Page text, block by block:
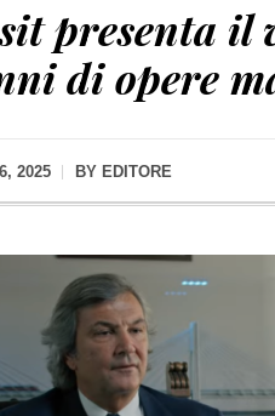
presenta il
di opere
2025 BY EDITORE